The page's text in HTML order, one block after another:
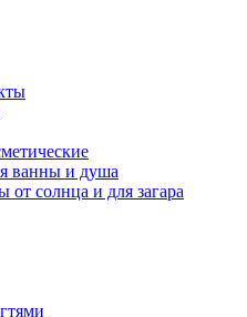
ванны и душа
от солнца и для загара